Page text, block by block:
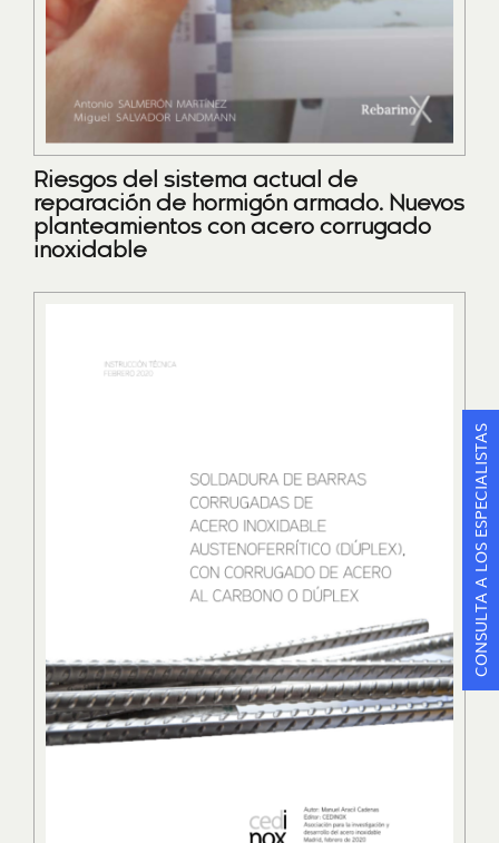
Riesgos del sistema actual de
reparación de hormigón armado. Nuevos
planteamientos con acero corrugado
inoxidable
CONSULTA A LOS ESPECIALISTAS